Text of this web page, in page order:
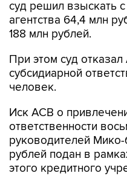
суд решил взыскать
агентства 64,4 млн
188 млн рублей.
При этом суд
субсидиарной
человек.
Иск АСВ о
ответственности
руководителей
рублей подан в
этого кредитного